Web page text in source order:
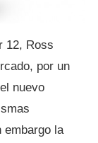
12, Ross
por un
nuevo
embargo la